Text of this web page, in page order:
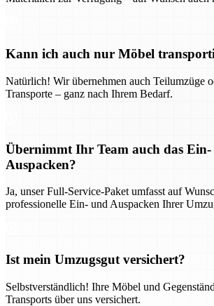
Kann ich auch nur Möbel
Natürlich! Wir übernehmen auch Teilumzüge
Transporte – ganz nach Ihrem Bedarf.
Übernimmt Ihr Team auch das
Auspacken?
Ja, unser Full-Service-Paket umfasst auf
professionelle Ein- und Auspacken Ihrer
Ist mein Umzugsgut versichert?
Selbstverständlich! Ihre Möbel und
Transports über uns versichert.